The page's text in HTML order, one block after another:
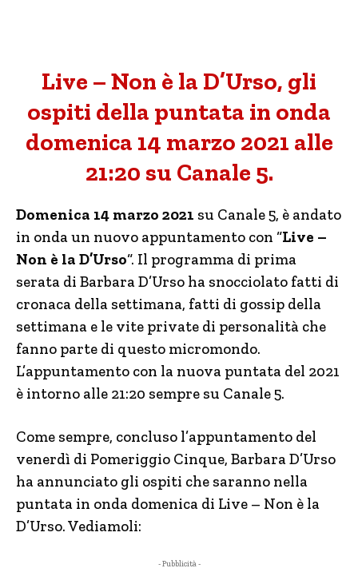
Live – Non è la D’Urso, gli
ospiti della puntata in onda
domenica 14 marzo 2021 alle
21:20 su Canale 5.
Domenica 14 marzo 2021 su Canale 5, è andato
in onda un nuovo appuntamento con “Live –
Non è la D’Urso“. Il programma di prima
serata di Barbara D’Urso ha snocciolato fatti di
cronaca della settimana, fatti di gossip della
settimana e le vite private di personalità che
fanno parte di questo micromondo.
L’appuntamento con la nuova puntata del 2021
è intorno alle 21:20 sempre su Canale 5.
Come sempre, concluso l’appuntamento del
venerdì di Pomeriggio Cinque, Barbara D’Urso
ha annunciato gli ospiti che saranno nella
puntata in onda domenica di Live – Non è la
D’Urso. Vediamoli:
- Pubblicità -